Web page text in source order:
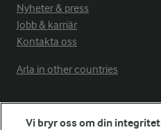
Nyheter & press
Jobb & karriär
Kontakta oss
Arla in other countries
Fler Arlasajter
Vi bryr oss om din integritet